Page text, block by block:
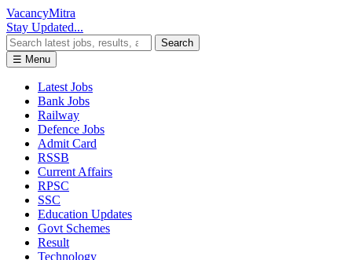
VacancyMitra
Stay Updated...
Search
☰ Menu
Latest Jobs
Bank Jobs
Railway
Defence Jobs
Admit Card
RSSB
Current Affairs
RPSC
SSC
Education Updates
Govt Schemes
Result
Technology